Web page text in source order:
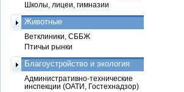
Школы, лицеи, гимназии
Животные
Ветклиники, СББЖ
Птичьи рынки
Благоустройство и экология
Административно-технические
инспекции (ОАТИ, Гостехнадзор)